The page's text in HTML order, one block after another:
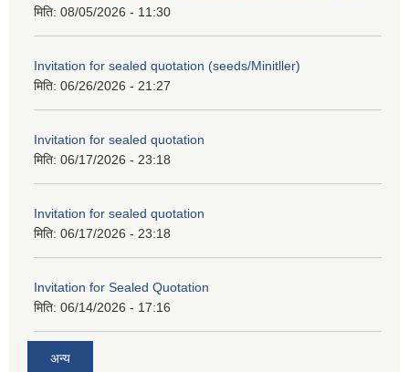
मिति: 08/05/2026 - 11:30
Invitation for sealed quotation (seeds/Minitller)
मिति: 06/26/2026 - 21:27
Invitation for sealed quotation
मिति: 06/17/2026 - 23:18
Invitation for sealed quotation
मिति: 06/17/2026 - 23:18
Invitation for Sealed Quotation
मिति: 06/14/2026 - 17:16
अन्य